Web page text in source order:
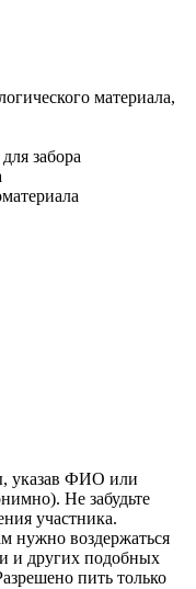
материала,
забора
указав ФИО или
Не забудьте
участника.
нужно воздержаться
и других подобных
пить только